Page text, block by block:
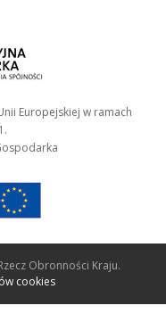
Europejskiej w ramach
Obronności Kraju.
cookies